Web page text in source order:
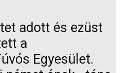
adott és ezüst
a
Egyesület.